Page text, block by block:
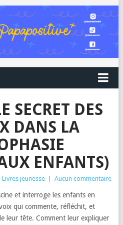
SECRET DES
DANS LA
ENFANTS)
Livres jeunesse Aucun commentaire
et interroge les enfants en
qui commente, réfléchit, et
leur tête. Comment leur expliquer